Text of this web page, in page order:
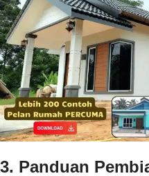
3. Panduan